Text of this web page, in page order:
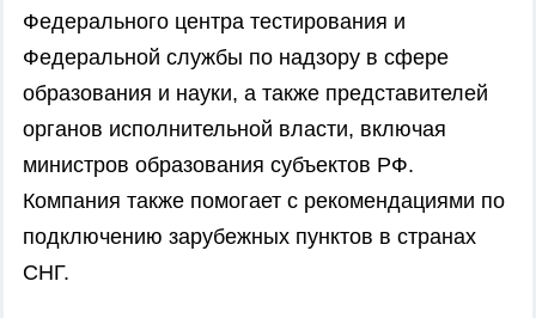
Федерального центра тестирования и
Федеральной службы по надзору в сфере
образования и науки, а также представителей
органов исполнительной власти, включая
министров образования субъектов РФ.
Компания также помогает с рекомендациями по
подключению зарубежных пунктов в странах
СНГ.